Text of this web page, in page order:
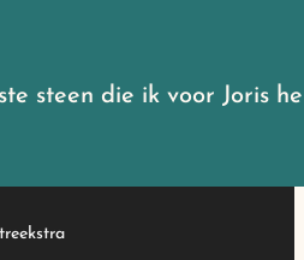
steen die ik voor Joris